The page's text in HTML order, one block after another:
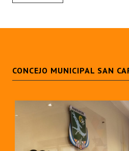
CONCEJO MUNICIPAL SAN